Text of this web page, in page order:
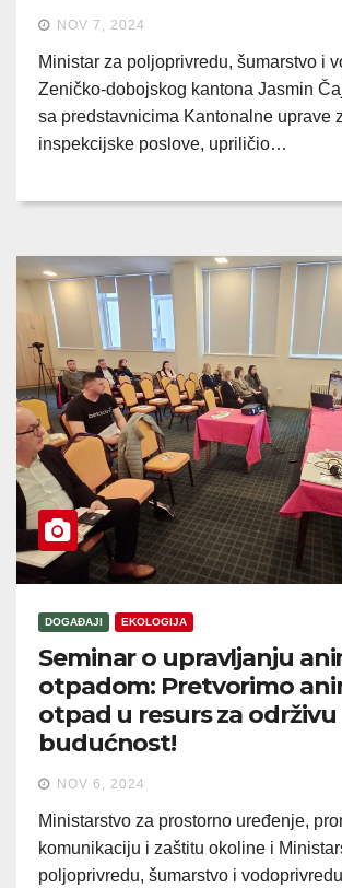
NOV 7, 2024
Ministar za poljoprivredu, šumarstvo i
Zeničko-dobojskog kantona Jasmin
sa predstavnicima Kantonalne uprave
inspekcijske poslove, upriličio…
DOGAĐAJI EKOLOGIJA
Seminar o upravljanju
otpadom: Pretvorimo
otpad u resurs za održivu
budućnost!
NOV 6, 2024
Ministarstvo za prostorno uređenje,
komunikaciju i zaštitu okoline i
poljoprivredu, šumarstvo i